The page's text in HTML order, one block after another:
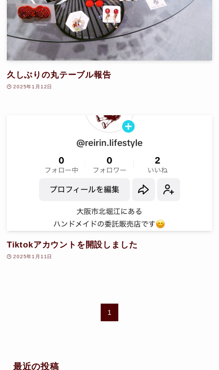
久しぶりの丸テーブル報告
2025年1月12日
Tiktokアカウントを開設しました
2025年1月11日
1
最近の投稿